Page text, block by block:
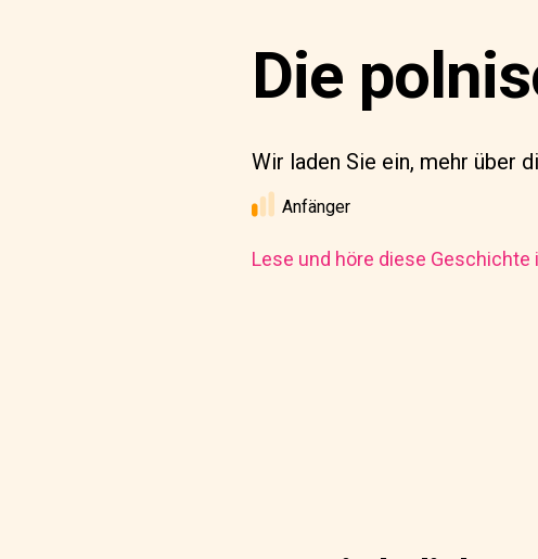
Die
Wir laden Sie ein, mehr über
Anfänger
Lese und höre diese Geschichte